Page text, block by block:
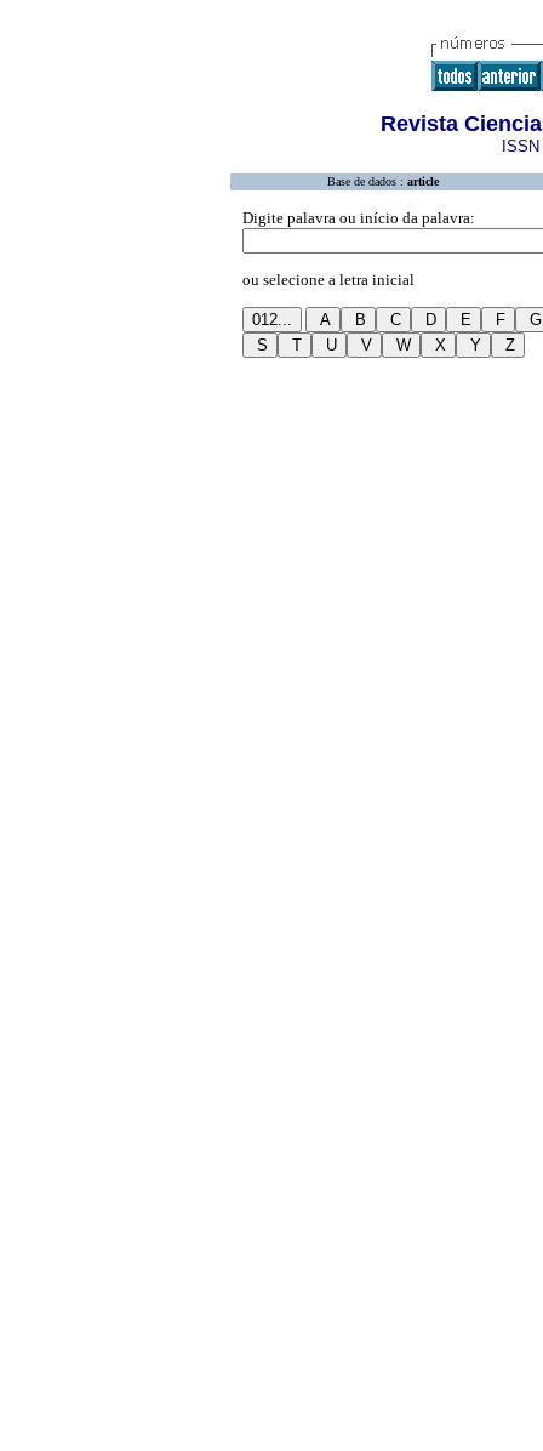
Revista
Base de dados : article
Digite palavra ou início da palavra:
ou selecione a letra inicial